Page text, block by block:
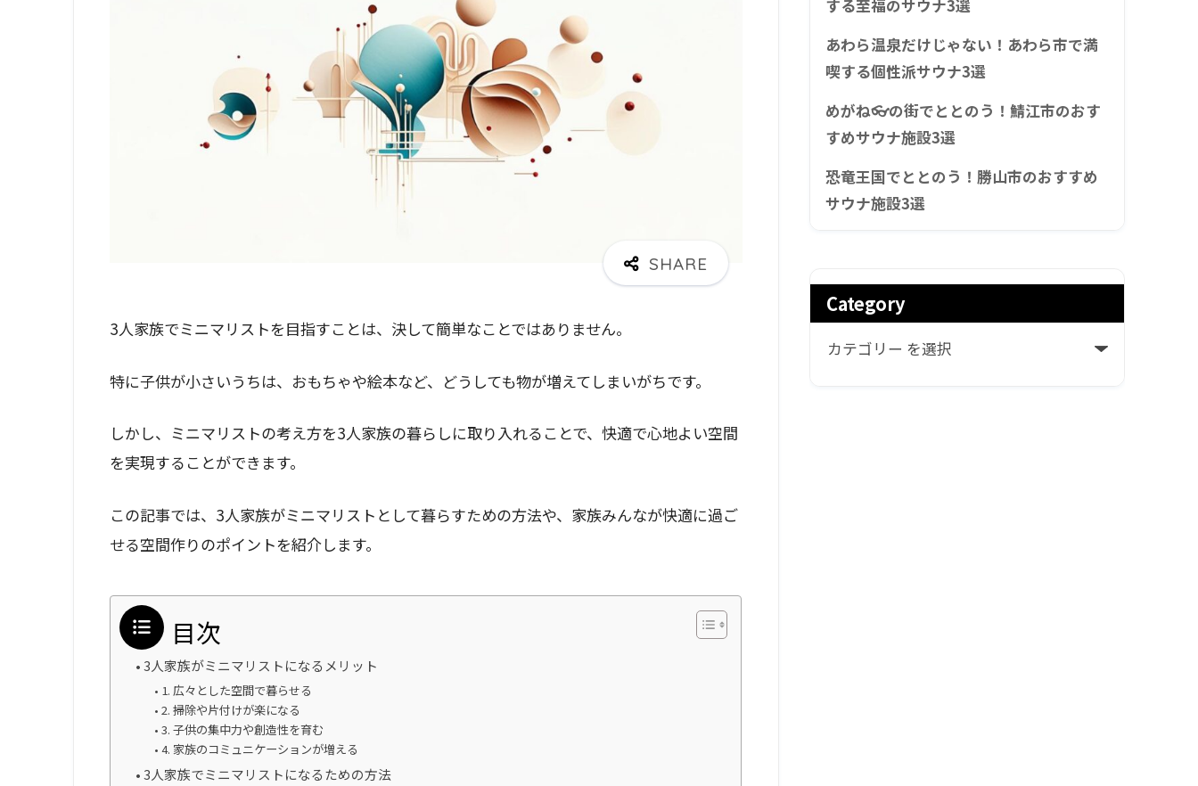
3人家族でミニマリストを目指すことは、決して簡単なことではありません。
特に子供が小さいうちは、おもちゃや絵本など、どうしても物が増えてしまいがちです。
しかし、ミニマリストの考え方を3人家族の暮らしに取り入れることで、快適で心地よい空間
を実現することができます。
この記事では、3人家族がミニマリストとして暮らすための方法や、家族みんなが快適に過ご
せる空間作りのポイントを紹介します。
目次
3人家族がミニマリストになるメリット
1. 広々とした空間で暮らせる
2. 掃除や片付けが楽になる
3. 子供の集中力や創造性を育む
4. 家族のコミュニケーションが増える
3人家族でミニマリストになるための方法
する至福のサウナ3選
あわら温泉だけじゃない！あわら市で満
喫する個性派サウナ3選
めがね👓の街でととのう！鯖江市のおす
すめサウナ施設3選
恐竜王国でととのう！勝山市のおすすめ
サウナ施設3選
Category